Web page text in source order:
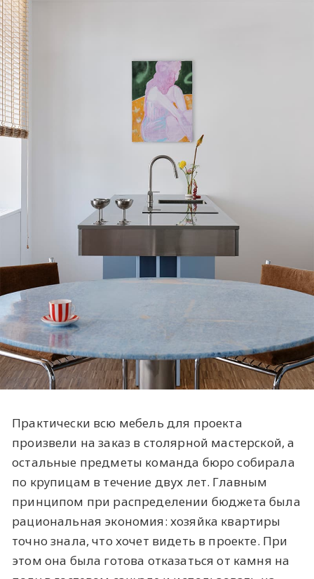
Практически всю мебель для проекта
произвели на заказ в столярной мастерской, а
остальные предметы команда бюро собирала
по крупицам в течение двух лет. Главным
принципом при распределении бюджета была
рациональная экономия: хозяйка квартиры
точно знала, что хочет видеть в проекте. При
этом она была готова отказаться от камня на